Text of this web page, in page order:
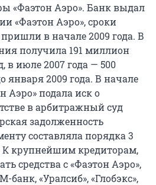
«Фаэтон Аэро». Банк выдал
«Фаэтон Аэро», сроки
в начале 2009 года. В
получила 191 миллион
в июле 2007 года — 500
января 2009 года. В начале
Аэро» подала иск о
в арбитражный суд
задолженность
составляла порядка 3
К крупнейшим кредиторам,
средства с «Фаэтон Аэро»,
«Уралсиб», «Глобэкс»,